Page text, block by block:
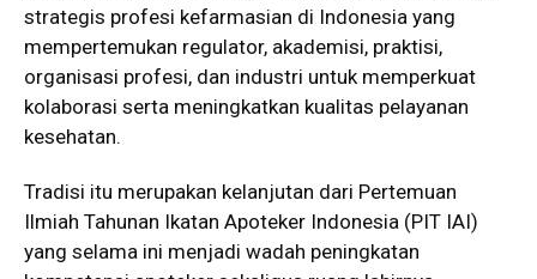
strategis profesi kefarmasian di Indonesia yang
mempertemukan regulator, akademisi, praktisi,
organisasi profesi, dan industri untuk memperkuat
kolaborasi serta meningkatkan kualitas pelayanan
kesehatan.
Tradisi itu merupakan kelanjutan dari Pertemuan
Ilmiah Tahunan Ikatan Apoteker Indonesia (PIT IAI)
yang selama ini menjadi wadah peningkatan